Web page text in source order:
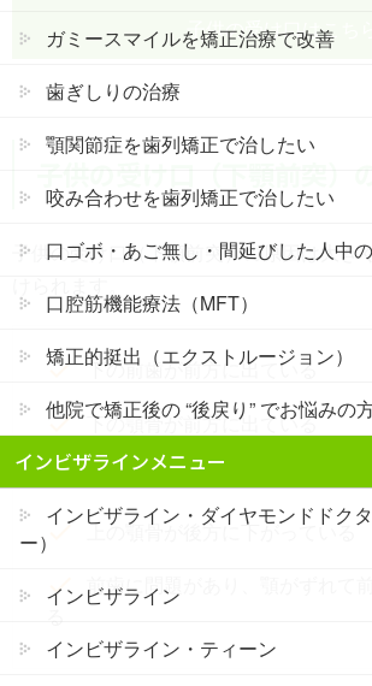
子供の受け口はこちら
子供の受け口（下顎前突）の原因は大き
下の前歯が前方に出ている
下の顎骨が前方に出ている
上の前歯が後方に下がっている
上の顎骨が後方に下がっている
前歯に問題があり、顎がずれて
ガミースマイルを矯正治療で改善
歯ぎしりの治療
顎関節症を歯列矯正で治したい
咬み合わせを歯列矯正で治したい
口ゴボ・あご無し・間延びした人中
口腔筋機能療法（MFT）
矯正的挺出（エクストルージョン）
他院で矯正後の “後戻り” でお悩みの
インビザラインメニュー
インビザライン・ダイヤモンドドク
ー）
インビザライン
インビザライン・ティーン